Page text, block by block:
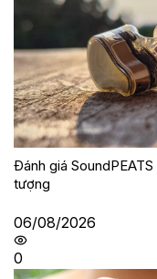
Đánh giá
tượng
06/08/2026
0